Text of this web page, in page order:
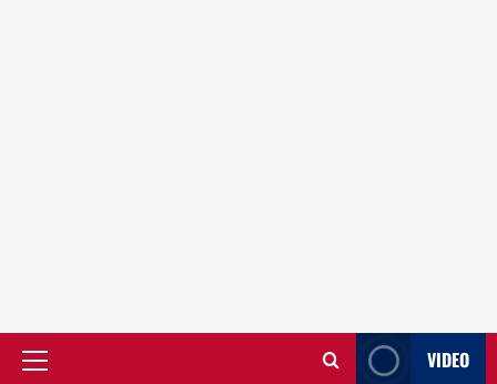
Primary
VIDEO